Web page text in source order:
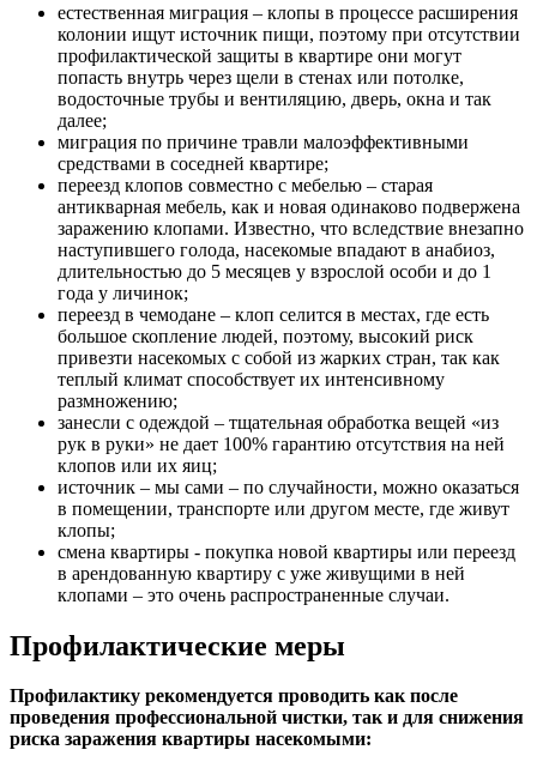
естественная миграция – клопы в процессе расширения
колонии ищут источник пищи, поэтому при отсутствии
профилактической защиты в квартире они могут
попасть внутрь через щели в стенах или потолке,
водосточные трубы и вентиляцию, дверь, окна и так
далее;
миграция по причине травли малоэффективными
средствами в соседней квартире;
переезд клопов совместно с мебелью – старая
антикварная мебель, как и новая одинаково подвержена
заражению клопами. Известно, что вследствие внезапно
наступившего голода, насекомые впадают в анабиоз,
длительностью до 5 месяцев у взрослой особи и до 1
года у личинок;
переезд в чемодане – клоп селится в местах, где есть
большое скопление людей, поэтому, высокий риск
привезти насекомых с собой из жарких стран, так как
теплый климат способствует их интенсивному
размножению;
занесли с одеждой – тщательная обработка вещей «из
рук в руки» не дает 100% гарантию отсутствия на ней
клопов или их яиц;
источник – мы сами – по случайности, можно оказаться
в помещении, транспорте или другом месте, где живут
клопы;
смена квартиры - покупка новой квартиры или переезд
в арендованную квартиру с уже живущими в ней
клопами – это очень распространенные случаи.
Профилактические меры
Профилактику рекомендуется проводить как после
проведения профессиональной чистки, так и для снижения
риска заражения квартиры насекомыми: